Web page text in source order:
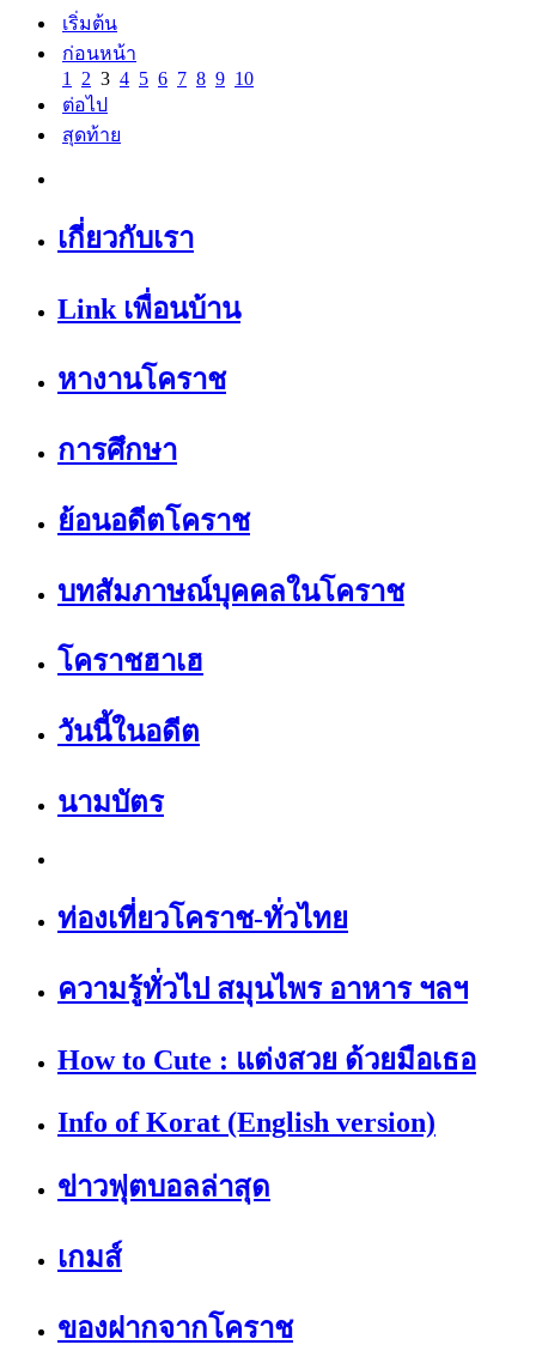
เริ่มต้น
ก่อนหน้า
1
2 3 4 5 6 7 8 9 10
ต่อไป
สุดท้าย
เกี่ยวกับเรา
Link เพื่อนบ้าน
หางานโคราช
การศึกษา
ย้อนอดีตโคราช
บทสัมภาษณ์บุคคลในโคราช
โคราชฮาเฮ
วันนี้ในอดีต
นามบัตร
ท่องเที่ยวโคราช-ทั่วไทย
ความรู้ทั่วไป สมุนไพร อาหาร ฯลฯ
How to Cute : แต่งสวย ด้วยมือเธอ
Info of Korat (English version)
ข่าวฟุตบอลล่าสุด
เกมส์
ของฝากจากโคราช